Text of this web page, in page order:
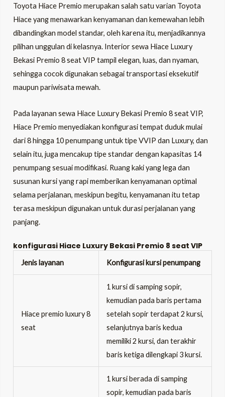
Toyota Hiace Premio merupakan salah satu varian Toyota
Hiace yang menawarkan kenyamanan dan kemewahan lebih
dibandingkan model standar, oleh karena itu, menjadikannya
pilihan unggulan di kelasnya. Interior sewa Hiace Luxury
Bekasi Premio 8 seat VIP tampil elegan, luas, dan nyaman,
sehingga cocok digunakan sebagai transportasi eksekutif
maupun pariwisata mewah.
Pada layanan sewa Hiace Luxury Bekasi Premio 8 seat VIP,
Hiace Premio menyediakan konfigurasi tempat duduk mulai
dari 8 hingga 10 penumpang untuk tipe VVIP dan Luxury, dan
selain itu, juga mencakup tipe standar dengan kapasitas 14
penumpang sesuai modifikasi. Ruang kaki yang lega dan
susunan kursi yang rapi memberikan kenyamanan optimal
selama perjalanan, meskipun begitu, kenyamanan itu tetap
terasa meskipun digunakan untuk durasi perjalanan yang
panjang.
konfigurasi Hiace Luxury Bekasi Premio 8 seat VIP
Jenis layanan Konfigurasi kursi penumpang
Hiace premio luxury 8
seat
1 kursi di samping sopir,
kemudian pada baris pertama
setelah sopir terdapat 2 kursi,
selanjutnya baris kedua
memiliki 2 kursi, dan terakhir
baris ketiga dilengkapi 3 kursi.
1 kursi berada di samping
sopir, kemudian pada baris